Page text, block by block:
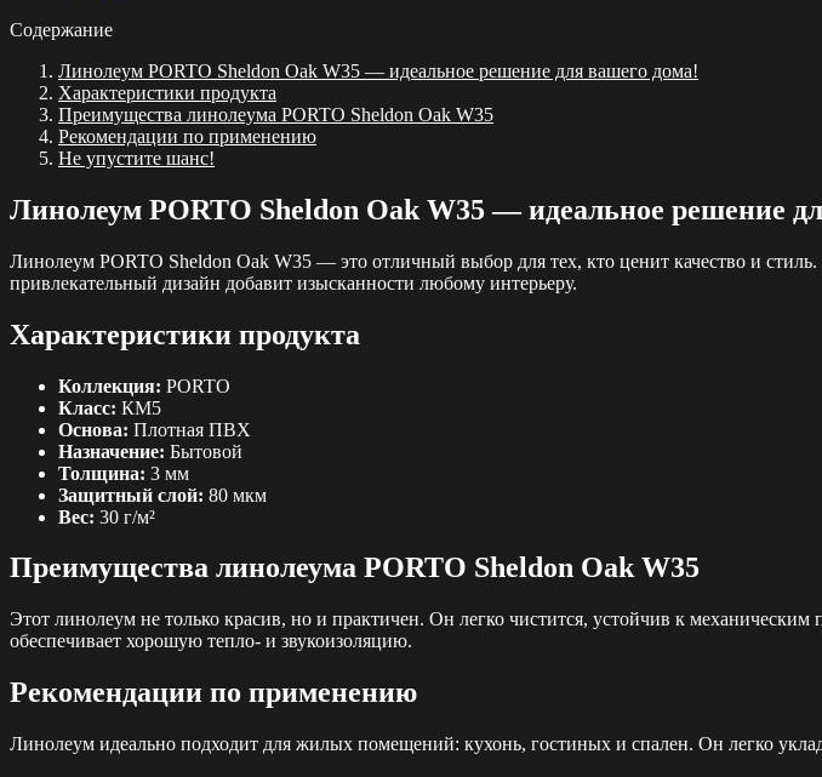
Содержание
Линолеум PORTO Sheldon Oak W35 — идеальное решение для вашего дома!
Характеристики продукта
Преимущества линолеума PORTO Sheldon Oak W35
Рекомендации по применению
Не упустите шанс!
Линолеум PORTO Sheldon Oak W35 — идеальное решение
Линолеум PORTO Sheldon Oak W35 — это отличный выбор для тех, кто ценит качество и
привлекательный дизайн добавит изысканности любому интерьеру.
Характеристики продукта
Коллекция: PORTO
Класс: КМ5
Основа: Плотная ПВХ
Назначение: Бытовой
Толщина: 3 мм
Защитный слой: 80 мкм
Вес: 30 г/м²
Преимущества линолеума PORTO Sheldon Oak W35
Этот линолеум не только красив, но и практичен. Он легко чистится, устойчив к
обеспечивает хорошую тепло- и звукоизоляцию.
Рекомендации по применению
Линолеум идеально подходит для жилых помещений: кухонь, гостиных и спален. Он легко